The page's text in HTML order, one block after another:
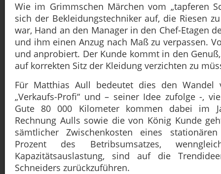
Wie im Grimmschen Märchen vom „tapferen
sich der Bekleidungstechniker auf, die Riesen
war, Hand an den Manager in den Chef-Etagen
und ihm einen Anzug nach Maß zu verpassen.
und anprobiert. Der Kunde kommt in den
auf korrekten Sitz der Kleidung verzichten zu
Für Matthias Aull bedeutet dies den Wandel
„Verkaufs-Profi“ und – seiner Idee zufolge -,
Gute 80 000 Kilometer kommen dabei im
Rechnung Aulls sowie die von König Kunde
sämtlicher Zwischenkosten eines
Prozent des Betribsumsatzes,
Kapazitätsauslastung, sind auf die
Schneiders zurückzuführen.